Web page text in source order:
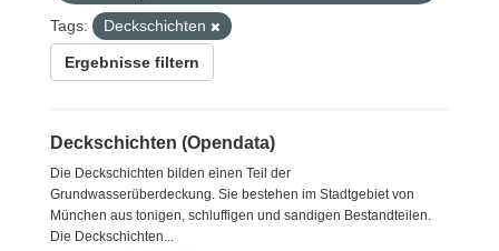
Tags:
Deckschichten
Ergebnisse filtern
Deckschichten (Opendata)
Die Deckschichten bilden einen Teil der
Grundwasserüberdeckung. Sie bestehen im Stadtgebiet von
München aus tonigen, schluffigen und sandigen Bestandteilen.
Die Deckschichten...